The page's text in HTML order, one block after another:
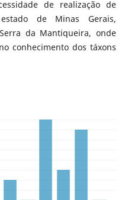
de realização de
de Minas Gerais,
da Mantiqueira, onde
conhecimento dos táxons